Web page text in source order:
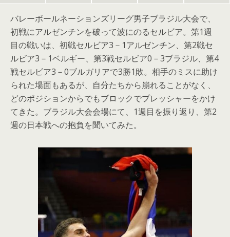
バレーボールネーションズリーグ男子ブラジル大会で、
初戦にアルゼンチンを破って波にのるセルビア。第1週
目の戦いは、初戦セルビア3－1アルゼンチン、第2戦セ
ルビア3－1ベルギー、第3戦セルビア0－3ブラジル、第4
戦セルビア3－0ブルガリアで3勝1敗。相手のミスに助け
られた場面もあるが、自分たちから崩れることがなく、
どのポジションからでもブロックでプレッシャーをかけ
てきた。ブラジル大会会場にて、1週目を振り返り、第2
週の日本戦への抱負を聞いてみた。